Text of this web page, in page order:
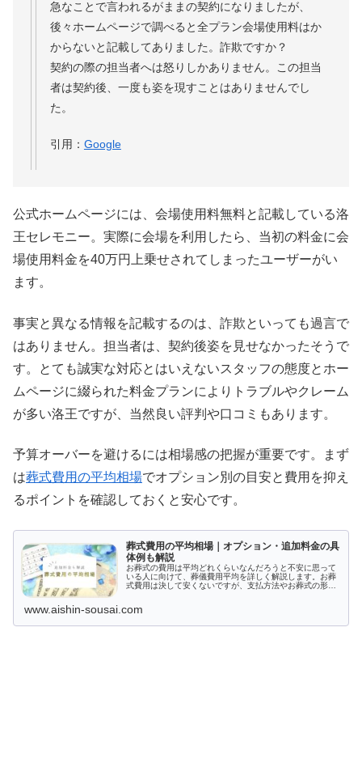
急なことで言われるがままの契約になりましたが、
後々ホームページで調べると全プラン会場使用料はか
からないと記載してありました。詐欺ですか？
契約の際の担当者へは怒りしかありません。この担当
者は契約後、一度も姿を現すことはありませんでし
た。
引用： Google
公式ホームページには、会場使用料無料と記載している洛
王セレモニー。実際に会場を利用したら、当初の料金に会
場使用料金を40万円上乗せされてしまったユーザーがい
ます。
事実と異なる情報を記載するのは、詐欺といっても過言で
はありません。担当者は、契約後姿を見せなかったそうで
す。とても誠実な対応とはいえないスタッフの態度とホー
ムページに綴られた料金プランによりトラブルやクレーム
が多い洛王ですが、当然良い評判や口コミもあります。
予算オーバーを避けるには相場感の把握が重要です。まず
は葬式費用の平均相場でオプション別の目安と費用を抑え
るポイントを確認しておくと安心です。
葬式費用の平均相場｜オプション・追加料金の具
体例も解説
お葬式の費用は平均どれくらいなんだろうと不安に思って
いる人に向けて、葬儀費用平均を詳しく解説します。お葬
式費用は決して安くないですが、支払方法やお葬式の形式
いるのか、本記事を参考に学びましょう。
www.aishin-sousai.com